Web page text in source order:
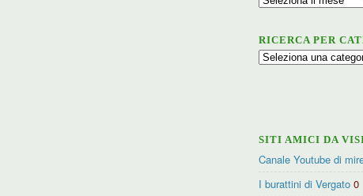
RICERCA PER
Ricerca
SITI AMICI DA
Canale Youtube di
I burattini di Vergato 0